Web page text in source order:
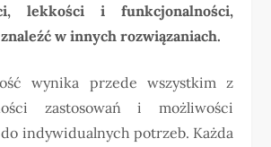
lekkości i funkcjonalności,
w innych rozwiązaniach.
wynika przede wszystkim z
zastosowań i możliwości
indywidualnych potrzeb. Każda